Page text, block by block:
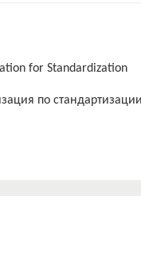
for Standardization
по